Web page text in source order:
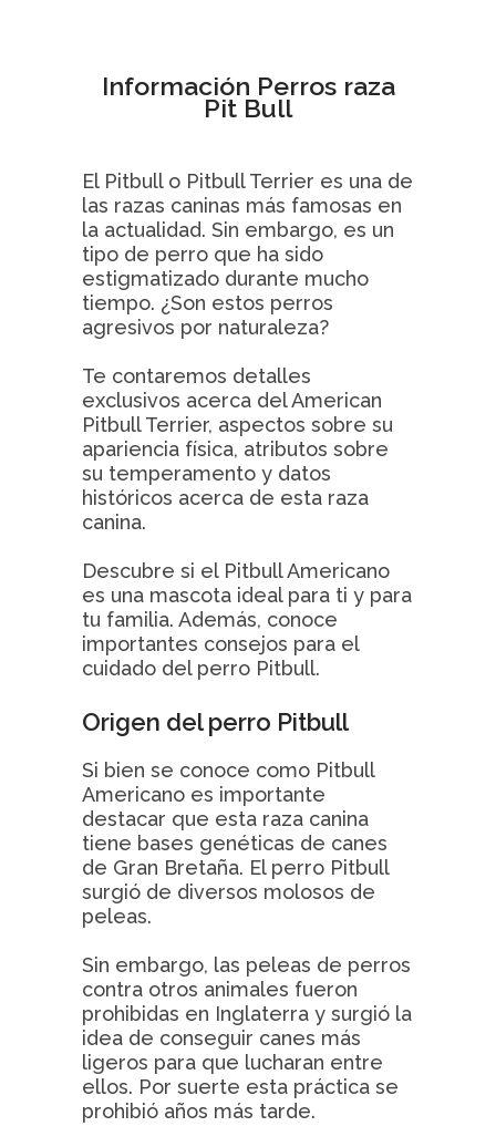
Información Perros raza
Pit Bull
El Pitbull o Pitbull Terrier es una de
las razas caninas más famosas en
la actualidad. Sin embargo, es un
tipo de perro que ha sido
estigmatizado durante mucho
tiempo. ¿Son estos perros
agresivos por naturaleza?
Te contaremos detalles
exclusivos acerca del American
Pitbull Terrier, aspectos sobre su
apariencia física, atributos sobre
su temperamento y datos
históricos acerca de esta raza
canina.
Descubre si el Pitbull Americano
es una mascota ideal para ti y para
tu familia. Además, conoce
importantes consejos para el
cuidado del perro Pitbull.
Origen del perro Pitbull
Si bien se conoce como Pitbull
Americano es importante
destacar que esta raza canina
tiene bases genéticas de canes
de Gran Bretaña. El perro Pitbull
surgió de diversos molosos de
peleas.
Sin embargo, las peleas de perros
contra otros animales fueron
prohibidas en Inglaterra y surgió la
idea de conseguir canes más
ligeros para que lucharan entre
ellos. Por suerte esta práctica se
prohibió años más tarde.